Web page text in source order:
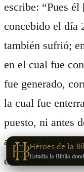
escribe: “Pues
concebido el día
también sufrió;
en el cual fue
fue generado,
la cual fue
puesto, ni antes
acuerdo con la
diciembre.”
Héroes de la
Estudia la Biblia